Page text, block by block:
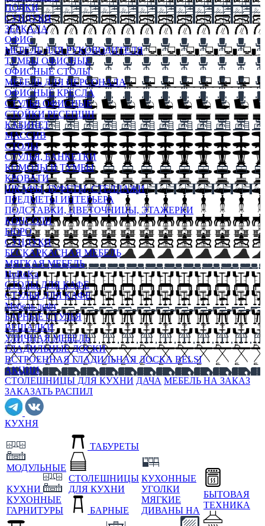
ПОЛКИ
СУНДУКИ
ЗЕРКАЛА
ОФИС
МЕБЕЛЬ ДЛЯ РУКОВОДИТЕЛЯ
ТУМБЫ ОФИСНЫЕ
ОФИСНЫЕ СТОЛЫ
МЕБЕЛЬ ДЛЯ ПЕРСОНАЛА
ОФИСНЫЕ КРЕСЛА
СТУЛЬЯ ОФИСНЫЕ
СТОЙКИ РЕСЕПШН
КАБИНЕТ
МАССИВ
СТОЛЫ
СТУЛЬЯ, БАНКЕТКИ
КОМОДЫ И ТУМБЫ
КРОВАТИ
ШКАФЫ, БУФЕТЫ, СТЕЛЛАЖИ
ПРЕДМЕТЫ ИНТЕРЬЕРА
ПОДСТАВКИ, ЦВЕТОЧНИЦЫ, ЭТАЖЕРКИ
КОНСОЛИ
БЮРО
СУНДУКИ
БЕСКАРКАСНАЯ МЕБЕЛЬ
МЯГКАЯ МЕБЕЛЬ
HoReKa
СТОЛЫ ДЛЯ КАФЕ
СТУЛЬЯ ДЛЯ КАФЕ
Мебель лофт
БАРНЫЕ СТУЛЬЯ
ВЕШАЛКИ
УЛИЧНАЯ МЕБЕЛЬ
ГЛАДИЛЬНЫЕ ДОСКИ
ВСТРОЕННАЯ ГЛАДИЛЬНАЯ ДОСКА BELSI
АКЦИИ
СТОЛЕШНИЦЫ ДЛЯ КУХНИ ДАЧА МЕБЕЛЬ НА ЗАКАЗ
ЗАКАЗАТЬ РАСПИЛ
КУХНЯ
МОДУЛЬНЫЕ
КУХНИ
КУХОННЫЕ
ГАРНИТУРЫ
ТАБУРЕТЫ
СТОЛЕШНИЦЫ
ДЛЯ КУХНИ
БАРНЫЕ
КУХОННЫЕ
УГОЛКИ
МЯГКИЕ
ДИВАНЫ НА
БЫТОВАЯ
ТЕХНИКА